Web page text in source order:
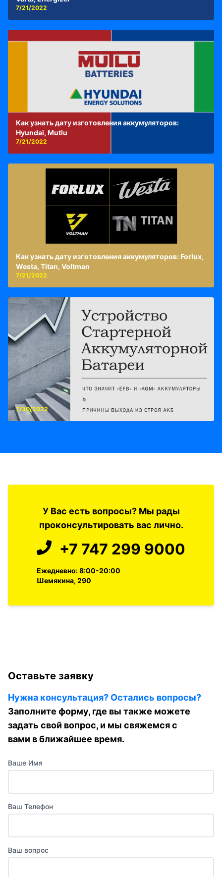
7/21/2022
Как узнать дату изготовления аккумуляторов:
Hyundai, Mutlu
7/21/2022
Как узнать дату изготовления аккумуляторов: Forlux,
Westa, Titan, Voltman
7/21/2022
7/30/2022
У Вас есть вопросы? Мы рады
проконсультировать вас лично.
+7 747 299 9000
Ежедневно: 8:00-20:00
Шемякина, 290
Оставьте заявку
Нужна консультация? Остались вопросы?
Заполните форму, где вы также можете
задать свой вопрос, и мы свяжемся с
вами в ближайшее время.
Ваше Имя
Ваш Телефон
Ваш вопрос